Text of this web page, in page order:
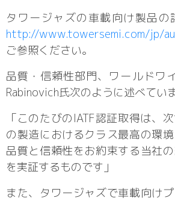
タワージャズの車載向け製品の
http://www.towersemi.com/jp/
ご参照ください。
品質・信頼性部門、ワールドワ
Rabinovich氏次のように述べてい
「このたびのIATF認証取得は、
の製造におけるクラス最高の環
品質と信頼性をお約束する当社
を実証するものです」
また、タワージャズで車載向け